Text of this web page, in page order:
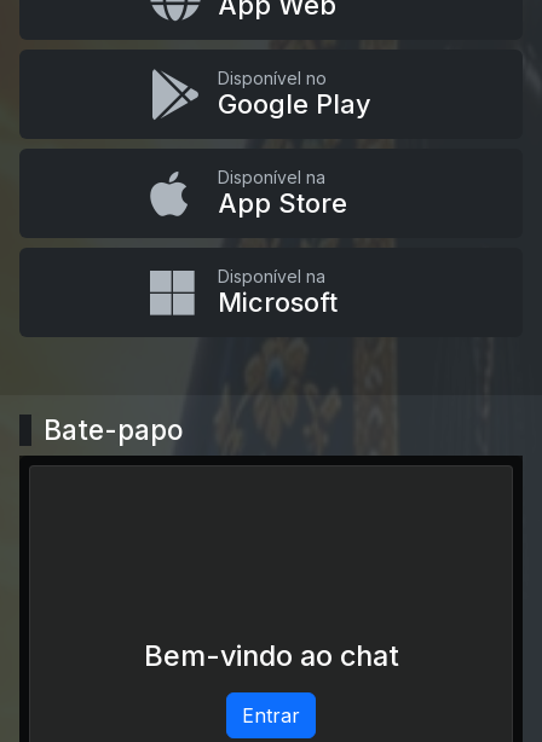
Disponível no
Google Play
Disponível na
App Store
Disponível na
Microsoft
Bate-papo
Bem-vindo ao chat
Entrar